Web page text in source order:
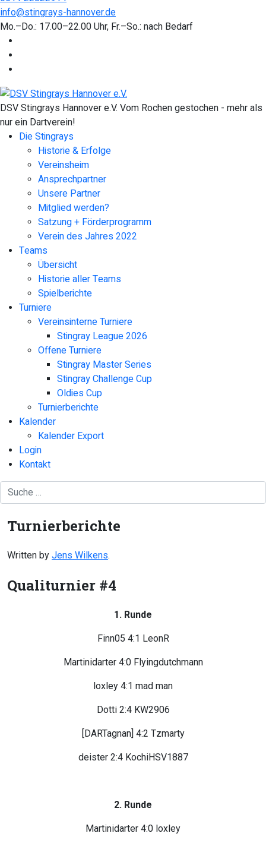
info@stingrays-hannover.de
Mo.–Do.: 17.00–22.00 Uhr, Fr.–So.: nach Bedarf
DSV Stingrays Hannover e.V. Vom Rochen gestochen - mehr als
nur ein Dartverein!
Die Stingrays
Historie & Erfolge
Vereinsheim
Ansprechpartner
Unsere Partner
Mitglied werden?
Satzung + Förderprogramm
Verein des Jahres 2022
Teams
Übersicht
Historie aller Teams
Spielberichte
Turniere
Vereinsinterne Turniere
Stingray League 2026
Offene Turniere
Stingray Master Series
Stingray Challenge Cup
Oldies Cup
Turnierberichte
Kalender
Kalender Export
Login
Kontakt
Turnierberichte
Written by Jens Wilkens.
Qualiturnier #4
1. Runde
Finn05 4:1 LeonR
Martinidarter 4:0 Flyingdutchmann
loxley 4:1 mad man
Dotti 2:4 KW2906
[DARTagnan] 4:2 Tzmarty
deister 2:4 KochiHSV1887
2. Runde
Martinidarter 4:0 loxley